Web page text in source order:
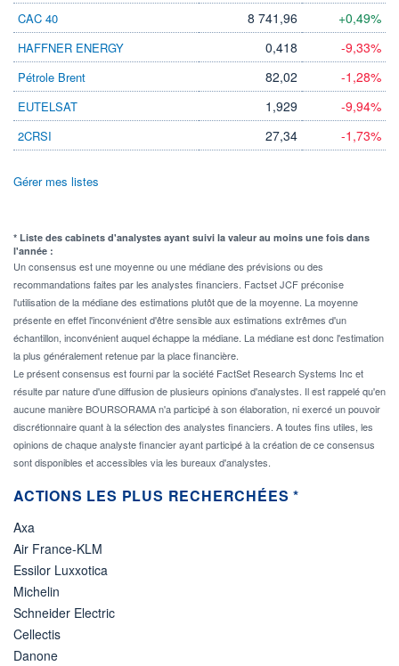
CAC 40 8 741,96 +0,49%
HAFFNER ENERGY 0,418 -9,33%
Pétrole Brent 82,02 -1,28%
EUTELSAT 1,929 -9,94%
2CRSI 27,34 -1,73%
Gérer mes listes
* Liste des cabinets d'analystes ayant suivi la valeur au moins une fois dans
l'année :
Un consensus est une moyenne ou une médiane des prévisions ou des
recommandations faites par les analystes financiers. Factset JCF préconise
l'utilisation de la médiane des estimations plutôt que de la moyenne. La moyenne
présente en effet l'inconvénient d'être sensible aux estimations extrêmes d'un
échantillon, inconvénient auquel échappe la médiane. La médiane est donc l'estimation
la plus généralement retenue par la place financière.
Le présent consensus est fourni par la société FactSet Research Systems Inc et
résulte par nature d'une diffusion de plusieurs opinions d'analystes. Il est rappelé qu'en
aucune manière BOURSORAMA n'a participé à son élaboration, ni exercé un pouvoir
discrétionnaire quant à la sélection des analystes financiers. A toutes fins utiles, les
opinions de chaque analyste financier ayant participé à la création de ce consensus
sont disponibles et accessibles via les bureaux d'analystes.
ACTIONS LES PLUS RECHERCHÉES *
Axa
Air France-KLM
Essilor Luxxotica
Michelin
Schneider Electric
Cellectis
Danone